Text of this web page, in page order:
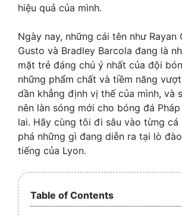
hiệu quả của mình.
Ngày nay, những cái tên như Rayan
Gusto và Bradley Barcola đang là
mặt trẻ đáng chú ý nhất của đội
những phẩm chất và tiềm năng
dần khẳng định vị thế của mình, và
nên làn sóng mới cho bóng đá
lai. Hãy cùng tôi đi sâu vào từng cá
phá những gì đang diễn ra tại lò
tiếng của Lyon.
Table of Contents